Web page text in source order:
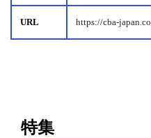
URL https://cba-
特集